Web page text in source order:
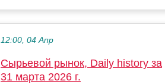
12:00, 04 Апр
Сырьевой рынок, Daily history за
31 марта 2026 г.